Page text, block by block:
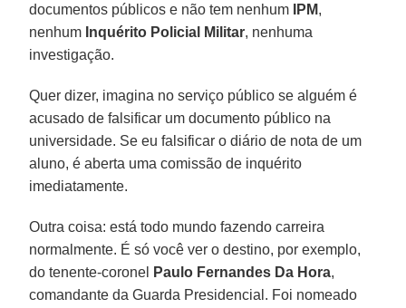
documentos públicos e não tem nenhum
IPM,
nenhum Inquérito Policial Militar, nenhuma
investigação.
Quer dizer, imagina no serviço público se alguém é
acusado de falsificar um documento público na
universidade. Se eu falsificar o diário de nota de um
aluno, é aberta uma comissão de inquérito
imediatamente.
Outra coisa: está todo mundo fazendo carreira
normalmente. É só você ver o destino, por exemplo,
do tenente-coronel
Paulo Fernandes Da Hora,
comandante da Guarda Presidencial. Foi nomeado